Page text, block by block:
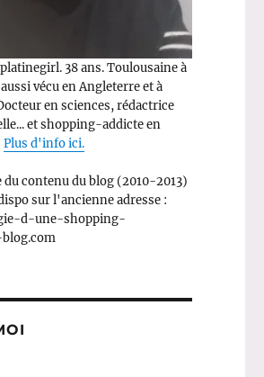
38 ans. Toulousaine à
vécu en Angleterre et à
en sciences, rédactrice
et shopping-addicte en
Plus d'info ici.
du contenu du blog (2010-2013)
sur l'ancienne adresse :
d-une-shopping-